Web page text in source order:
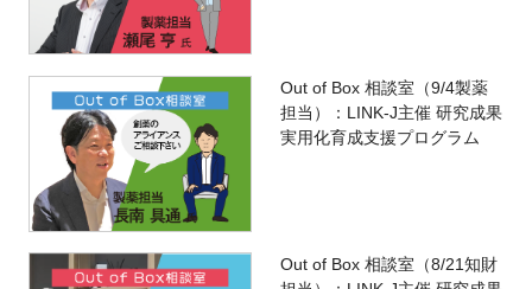
Out of Box 相談室（9/4製薬
担当）：LINK-J主催 研究成果
実用化育成支援プログラム
Out of Box 相談室（8/21知財